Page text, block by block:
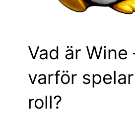
Vad är Wine
varför
roll?